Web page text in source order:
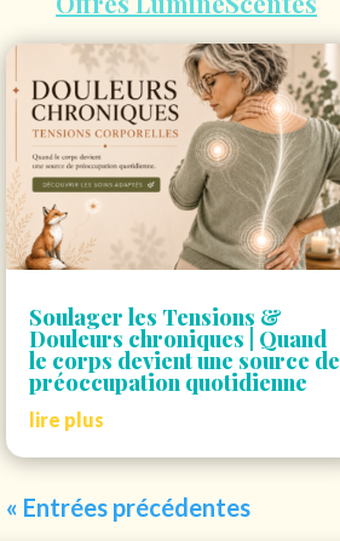
Soulager les Tensions &
Douleurs chroniques | Quand
le corps devient une source de
préoccupation quotidienne
lire plus
« Entrées précédentes